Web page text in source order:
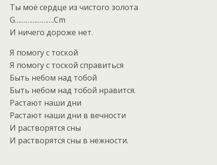
Ты моё сердце из чистого золота
G………………….Cm
И ничего дороже нет.
Я помогу с тоской
Я помогу с тоской справиться
Быть небом над тобой
Быть небом над тобой нравится.
Растают наши дни
Растают наши дни в вечности
И растворятся сны
И растворятся сны в нежности.